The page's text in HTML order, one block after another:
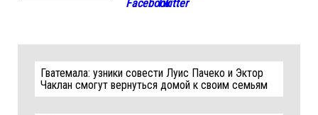
Гватемала: узники совести Луис Пачеко и Эктор
Чаклан смогут вернуться домой к своим семьям